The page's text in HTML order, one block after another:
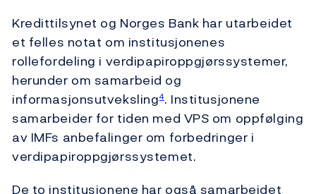
Kredittilsynet og Norges Bank har utarbeidet
et felles notat om institusjonenes
rollefordeling i verdipapiroppgjørssystemer,
herunder om samarbeid og
informasjonsutveksling4. Institusjonene
samarbeider for tiden med VPS om oppfølging
av IMFs anbefalinger om forbedringer i
verdipapiroppgjørssystemet.
De to institusjonene har også samarbeidet